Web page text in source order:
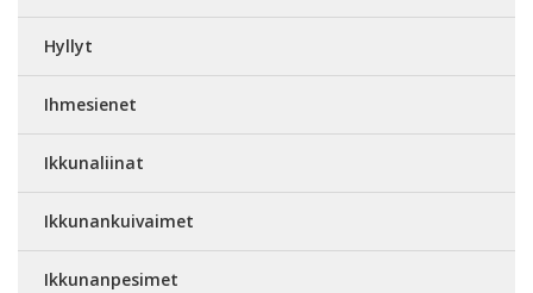
Hyllyt
Ihmesienet
Ikkunaliinat
Ikkunankuivaimet
Ikkunanpesimet